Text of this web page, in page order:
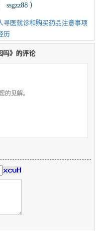
）
寻医就诊和购买药品注意事项
历
吗》的评论
的见解。